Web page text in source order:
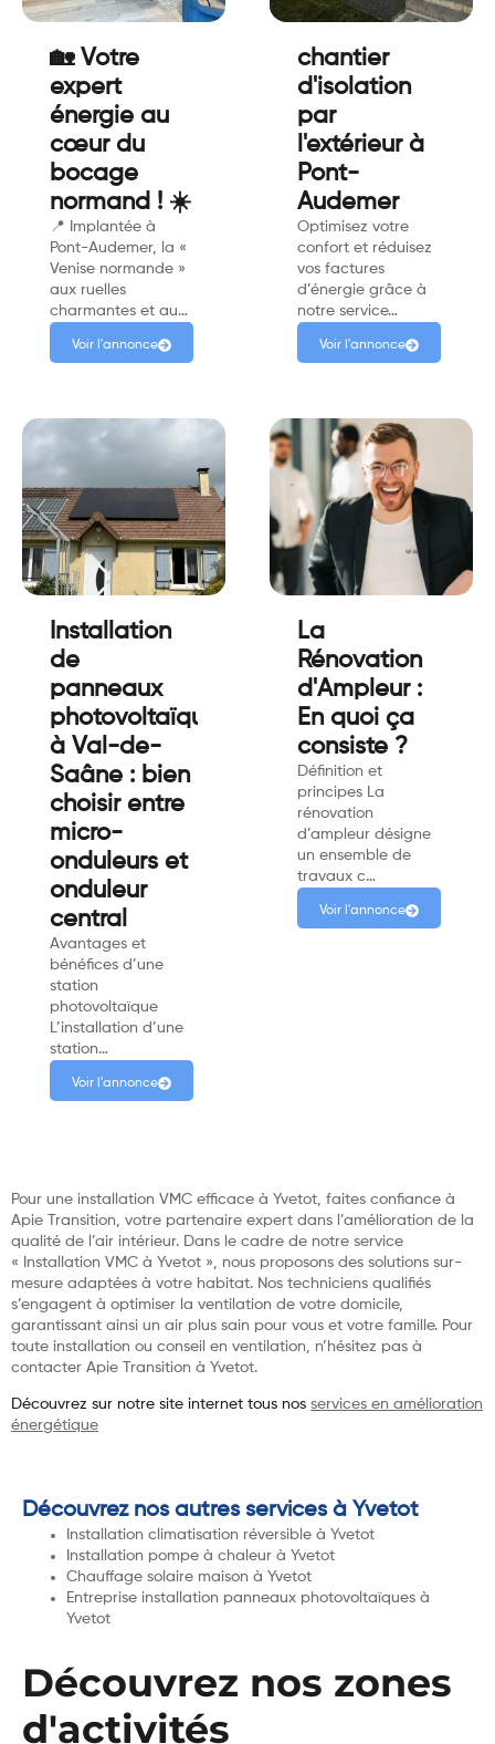
🏡 Votre
expert
énergie au
cœur du
bocage
normand ! ☀️
📍 Implantée à
Pont-Audemer, la «
Venise normande »
aux ruelles
charmantes et au…
Voir l'annonce
chantier
d'isolation
par
l'extérieur à
Pont-
Audemer
Optimisez votre
confort et réduisez
vos factures
d’énergie grâce à
notre service…
Voir l'annonce
Installation
de
panneaux
photovoltaïques
à Val-de-
Saâne : bien
choisir entre
micro-
onduleurs et
onduleur
central
Avantages et
bénéfices d’une
station
photovoltaïque
L’installation d’une
station…
Voir l'annonce
La
Rénovation
d'Ampleur :
En quoi ça
consiste ?
Définition et
principes La
rénovation
d’ampleur désigne
un ensemble de
travaux c…
Voir l'annonce
Pour une installation VMC efficace à Yvetot, faites confiance à
Apie Transition, votre partenaire expert dans l’amélioration de la
qualité de l’air intérieur. Dans le cadre de notre service
« Installation VMC à Yvetot », nous proposons des solutions sur-
mesure adaptées à votre habitat. Nos techniciens qualifiés
s’engagent à optimiser la ventilation de votre domicile,
garantissant ainsi un air plus sain pour vous et votre famille. Pour
toute installation ou conseil en ventilation, n’hésitez pas à
contacter Apie Transition à Yvetot.
Découvrez sur notre site internet tous nos services en amélioration
énergétique
Découvrez nos autres services à Yvetot
Installation climatisation réversible à Yvetot
Installation pompe à chaleur à Yvetot
Chauffage solaire maison à Yvetot
Entreprise installation panneaux photovoltaïques à
Yvetot
Découvrez nos zones
d'activités